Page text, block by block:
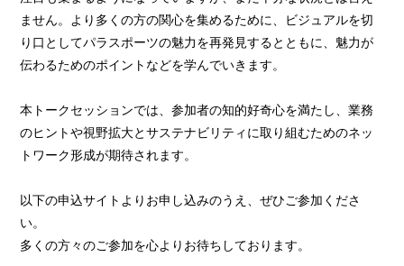
ません。より多くの方の関心を集めるために、ビジュアルを切
り口としてパラスポーツの魅力を再発見するとともに、魅力が
伝わるためのポイントなどを学んでいきます。
本トークセッションでは、参加者の知的好奇心を満たし、業務
のヒントや視野拡大とサステナビリティに取り組むためのネッ
トワーク形成が期待されます。
以下の申込サイトよりお申し込みのうえ、ぜひご参加くださ
い。
多くの方々のご参加を心よりお待ちしております。